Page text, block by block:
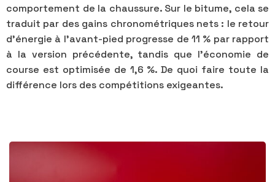
comportement de la chaussure. Sur le bitume, cela se
traduit par des gains chronométriques nets : le retour
d'énergie à l'avant-pied progresse de 11 % par rapport
à la version précédente, tandis que l'économie de
course est optimisée de 1,6 %. De quoi faire toute la
différence lors des compétitions exigeantes.